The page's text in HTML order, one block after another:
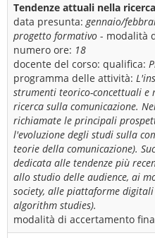
Tendenze attuali nella
data presunta:gennaio/
progetto formativo - modalità
numero ore: 18
docente del corso: qualifica:
programma delle attività:
strumenti teorico-concettuali
ricerca sulla comunicazione.
richiamate le principali
l'evoluzione degli studi sulla
teorie della comunicazione).
dedicata alle tendenze più
allo studio delle audience, ai
society, alle piattaforme
algorithm studies).
modalità di accertamento